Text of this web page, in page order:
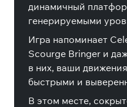
динамичный
генерируемыми
Игра напоминает
Scourge Bringer и
в них, ваши
быстрыми и
В этом месте,